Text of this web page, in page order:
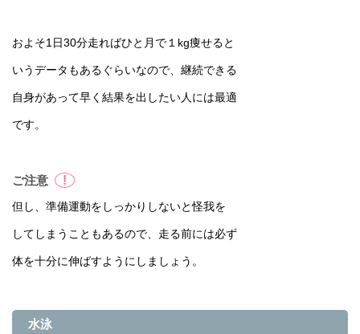
およそ1日30分走ればひと月で１kg痩せると
いうデータもあるぐらいなので、継続できる
自身があって早く結果を出したい人には最適
です。
ご注意 !
但し、準備運動をしっかりしないと怪我を
してしまうこともあるので、走る前には必ず
体を十分に伸ばすようにしましょう。
水泳